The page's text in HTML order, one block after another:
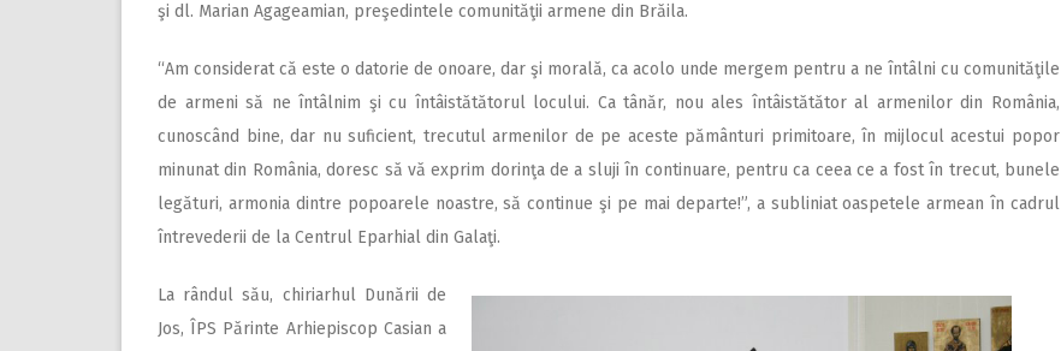
şi dl. Marian Agageamian, preşedintele comunităţii armene din Brăila.
“Am considerat că este o datorie de onoare, dar şi morală, ca acolo unde mergem pentru a ne întâlni cu comunităţile
de armeni să ne întâlnim şi cu întâistătătorul locului. Ca tânăr, nou ales întâistătător al armenilor din România,
cunoscând bine, dar nu suficient, trecutul armenilor de pe aceste pământuri primitoare, în mijlocul acestui popor
minunat din România, doresc să vă exprim dorinţa de a sluji în continuare, pentru ca ceea ce a fost în trecut, bunele
legături, armonia dintre popoarele noastre, să continue şi pe mai departe!”, a subliniat oaspetele armean în cadrul
întrevederii de la Centrul Eparhial din Galaţi.
La rândul său, chiriarhul Dunării de
Jos, ÎPS Părinte Arhiepiscop Casian a